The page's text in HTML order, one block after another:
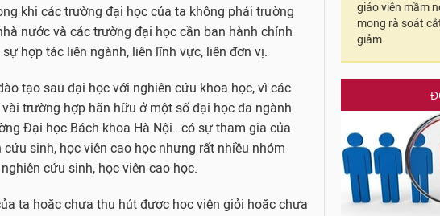
khi các trường đại học của ta không phải trường
nước và các trường đại học cần ban hành chính
hợp tác liên ngành, liên lĩnh vực, liên đơn vị.
tạo sau đại học với nghiên cứu khoa học, vì các
trường hợp hãn hữu ở một số đại học đa ngành
Đại học Bách khoa Hà Nội…có sự tham gia của
sinh, học viên cao học nhưng rất nhiều nhóm
cứu sinh, học viên cao học.
ta hoặc chưa thu hút được học viên giỏi hoặc chưa
giáo viên mầm
mong rà soát
giảm